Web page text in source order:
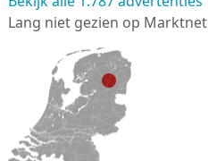
Lang niet gezien op Marktnet